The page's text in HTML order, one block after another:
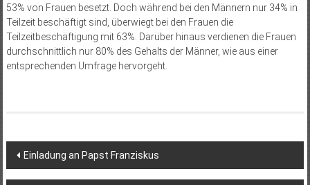
53% von Frauen besetzt. Doch während bei den Männern nur 34% in
Teilzeit beschäftigt sind, überwiegt bei den Frauen die
Teilzeitbeschäftigung mit 63%. Darüber hinaus verdienen die Frauen
durchschnittlich nur 80% des Gehalts der Männer, wie aus einer
entsprechenden Umfrage hervorgeht.
Beitragsnavigation
Einladung an Papst Franziskus